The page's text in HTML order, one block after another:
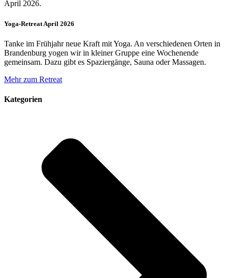
Yoga-Retreat April 2026
Tanke im Frühjahr neue Kraft mit Yoga. An verschiedenen Orten in
Brandenburg yogen wir in kleiner Gruppe eine Wochenende
gemeinsam. Dazu gibt es Spaziergänge, Sauna oder Massagen.
Mehr zum Retreat
Kategorien